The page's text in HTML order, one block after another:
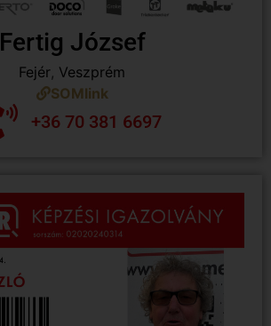
Fertig József
Fejér, Veszprém
SOMlink
+36 70 381 6697